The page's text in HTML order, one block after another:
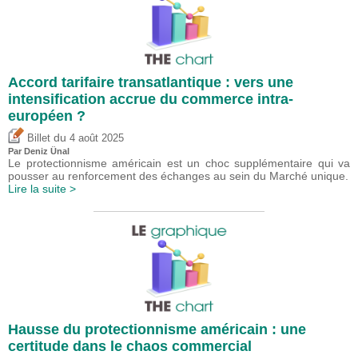
Accord tarifaire transatlantique : vers une
intensification accrue du commerce intra-
européen ?
Billet du 4 août 2025
Par Deniz Ünal
Le protectionnisme américain est un choc supplémentaire qui va
pousser au renforcement des échanges au sein du Marché unique.
Lire la suite >
Hausse du protectionnisme américain : une
certitude dans le chaos commercial